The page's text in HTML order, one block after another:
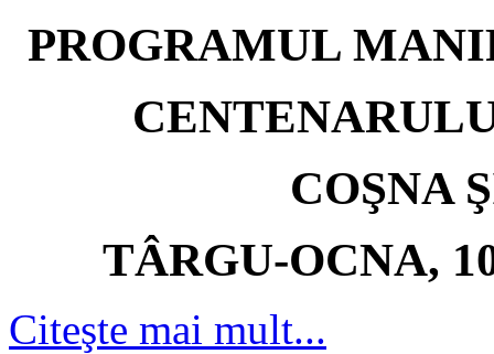
PROGRAMUL
COŞNA
TÂRGU-OCNA,
Citeşte mai mult...